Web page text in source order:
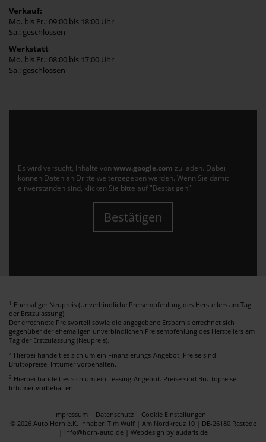
Verkauf:
Mo. bis Fr.: 09:00 bis 18:00 Uhr
Sa.: geschlossen
Werkstatt
Mo. bis Fr.: 08:00 bis 17:00 Uhr
Sa.: geschlossen
Es wird versucht, Inhalte von www.google.com zu laden. Dabei
können Daten an Dritte weitergegeben werden. Wenn Sie damit
einverstanden sind, klicken Sie bitte auf "Bestätigen".
Bestätigen
1 Ehemaliger Neupreis (Unverbindliche Preisempfehlung des Herstellers am Tag
der Erstzulassung).
Der errechnete Preisvorteil sowie die angegebene Ersparnis errechnet sich
gegenüber der ehemaligen unverbindlichen Preisempfehlung des Herstellers am
Tag der Erstzulassung (Neupreis).
2 Hierbei handelt es sich um ein Finanzierungs-Angebot. Preise sind
Bruttopreise. Irrtümer vorbehalten.
3 Hierbei handelt es sich um ein Leasing-Angebot. Preise sind Bruttopreise.
Irrtümer vorbehalten.
Impressum Datenschutz
Cookie Einstellungen
© 2026 Auto Horn e.K. Inhaber: Tim Wulf | Am Nordkreuz 10 | DE-26180 Rastede
| info@horn-auto.de | Webdesign by audaris.de